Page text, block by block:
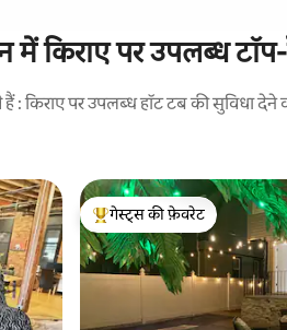
में किराए पर उपलब्ध
: किराए पर उपलब्ध हॉट टब की सुविधा
गेस्ट्स का टॉप फ़ेवरेट
गेस्ट्स की फ़ेवरेट